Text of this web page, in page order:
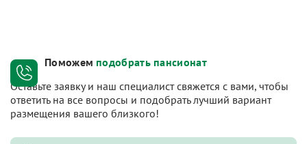
Поможем подобрать пансионат
Оставьте заявку и наш специалист свяжется с вами, чтобы
ответить на все вопросы и подобрать лучший вариант
размещения вашего близкого!